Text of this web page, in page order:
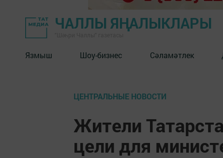
ЧАЛЛЫ ЯҢАЛЫКЛАРЫ
Язмыш Шоу-бизнес Сәламәтлек
ЦЕНТРАЛЬНЫЕ НОВОСТИ
Жители
цели для